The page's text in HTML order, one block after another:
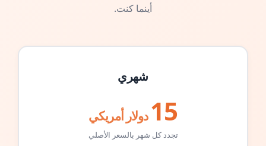
أينما كنت.
شهري
15 دولار أمريكي
تجدد كل شهر بالسعر الأصلي